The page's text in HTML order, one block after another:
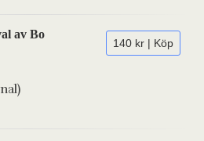
140 kr | Köp
av Bo